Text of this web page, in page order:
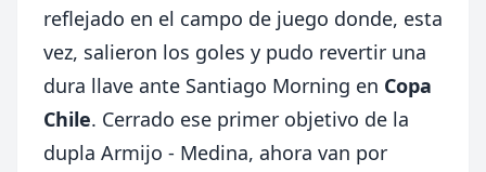
reflejado en el campo de juego donde, esta
vez, salieron los goles y pudo revertir una
dura llave ante Santiago Morning en Copa
Chile. Cerrado ese primer objetivo de la
dupla Armijo - Medina, ahora van por